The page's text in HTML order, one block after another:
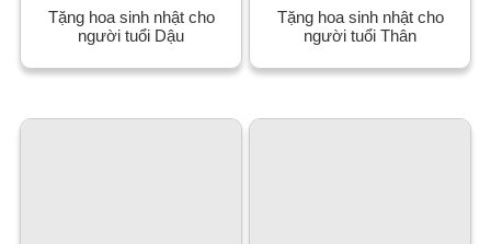
Tặng hoa sinh nhật cho
người tuổi Dậu
Tặng hoa sinh nhật cho
người tuổi Thân